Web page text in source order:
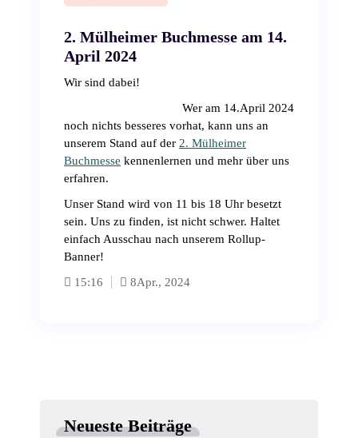
2. Mülheimer Buchmesse am 14.
April 2024
Wir sind dabei!
Wer am 14.April 2024
noch nichts besseres vorhat, kann uns an
unserem Stand auf der 2. Mülheimer
Buchmesse kennenlernen und mehr über uns
erfahren.
Unser Stand wird von 11 bis 18 Uhr besetzt
sein. Uns zu finden, ist nicht schwer. Haltet
einfach Ausschau nach unserem Rollup-
Banner!
15:16
8Apr., 2024
Neueste Beiträge